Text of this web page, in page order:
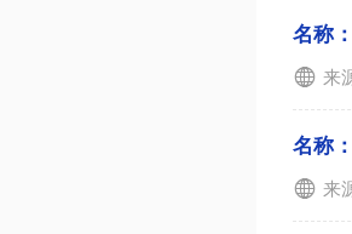
名称
来
名称
来